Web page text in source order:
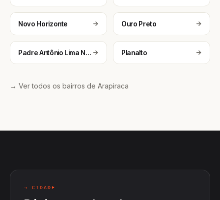
Novo Horizonte Ouro Preto
Padre Antônio Lima Neto Planalto
→ Ver todos os bairros de Arapiraca
→ CIDADE